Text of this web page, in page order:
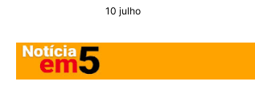
10 julho